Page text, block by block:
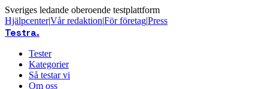
Sveriges ledande oberoende testplattform
Hjälpcenter|Vår redaktion|För företag|Press
Testra.
Tester
Kategorier
Så testar vi
Om oss